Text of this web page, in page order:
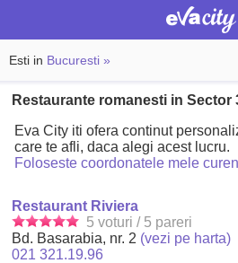
Esti in Bucuresti »
Restaurante romanesti in
Eva City iti ofera continut
care te afli, daca alegi acest lucru.
Foloseste coordonatele mele
Restaurant Riviera
5 voturi / 5 pareri
Bd. Basarabia, nr. 2 (vezi pe harta)
021 321.19.96